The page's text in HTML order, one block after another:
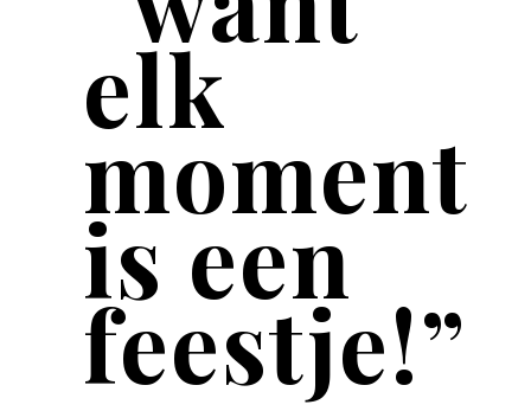
elk
moment
is een
feestje!”